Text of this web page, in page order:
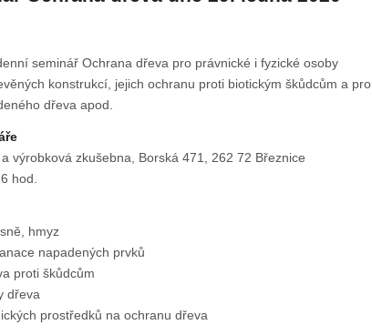
seminář Ochrana dřeva pro právnické i fyzické osoby
konstrukcí, jejich ochranu proti biotickým škůdcům a pro
dřeva apod.
výrobková zkušebna, Borská 471, 262 72 Březnice
hod.
hmyz
napadených prvků
proti škůdcům
dřeva
prostředků na ochranu dřeva